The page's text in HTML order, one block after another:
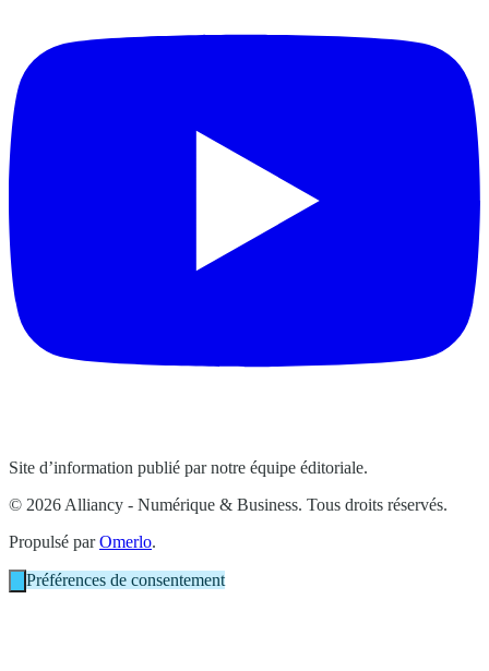
Site d’information publié par notre équipe éditoriale.
© 2026 Alliancy - Numérique & Business. Tous droits réservés.
Propulsé parOmerlo.
Préférences de consentement